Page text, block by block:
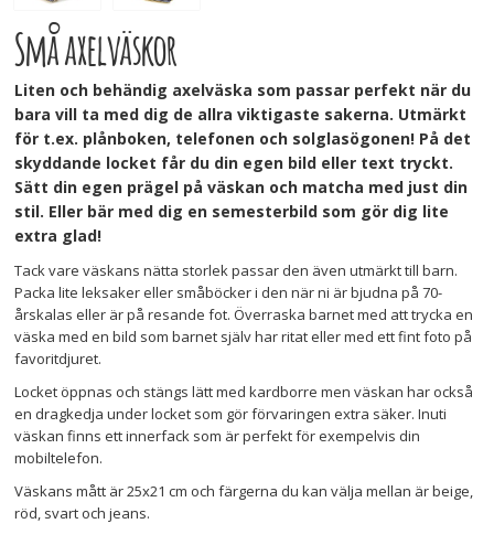
Små axelväskor
Liten och behändig axelväska som passar perfekt när du
bara vill ta med dig de allra viktigaste sakerna. Utmärkt
för t.ex. plånboken, telefonen och solglasögonen! På det
skyddande locket får du din egen bild eller text tryckt.
Sätt din egen prägel på väskan och matcha med just din
stil. Eller bär med dig en semesterbild som gör dig lite
extra glad!
Tack vare väskans nätta storlek passar den även utmärkt till barn.
Packa lite leksaker eller småböcker i den när ni är bjudna på 70-
årskalas eller är på resande fot. Överraska barnet med att trycka en
väska med en bild som barnet själv har ritat eller med ett fint foto på
favoritdjuret.
Locket öppnas och stängs lätt med kardborre men väskan har också
en dragkedja under locket som gör förvaringen extra säker. Inuti
väskan finns ett innerfack som är perfekt för exempelvis din
mobiltelefon.
Väskans mått är 25x21 cm och färgerna du kan välja mellan är beige,
röd, svart och jeans.